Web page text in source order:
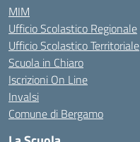
MIM
Ufficio Scolastico Regionale
Ufficio Scolastico Territoriale
Scuola in Chiaro
Iscrizioni On Line
Invalsi
Comune di Bergamo